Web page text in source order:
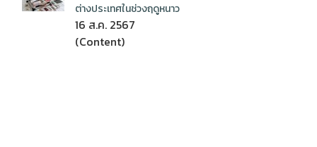
ต่างประเทศในช่วงฤดูหนาว
16 ส.ค. 2567
(Content)